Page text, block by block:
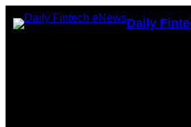
Skip
to
Daily